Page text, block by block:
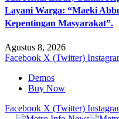
Layani Warga: “Maeki
Kepentingan Masyarakat”.
Agustus 8, 2026
Facebook X (Twitter)
Demos
Buy Now
Facebook X (Twitter)